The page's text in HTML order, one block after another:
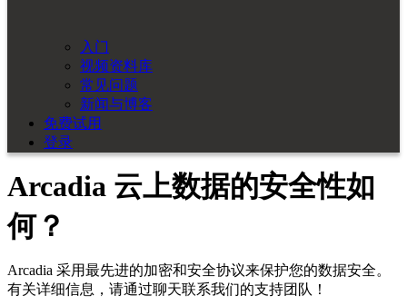
入门
视频资料库
常见问题
新闻与博客
免费试用
登录
Arcadia 云上数据的安全性如
何？
Arcadia 采用最先进的加密和安全协议来保护您的数据安全。
有关详细信息，请通过聊天联系我们的支持团队！